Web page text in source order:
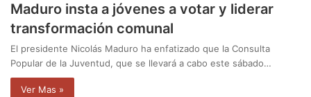
Maduro insta a jóvenes a votar y liderar
transformación comunal
El presidente Nicolás Maduro ha enfatizado que la Consulta
Popular de la Juventud, que se llevará a cabo este sábado…
Ver Mas »